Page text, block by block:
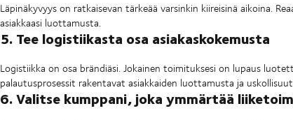
Läpinäkyvyys on ratkaisevan tärkeää varsinkin kiireisinä aikoina.
asiakkaasi luottamusta.
5. Tee logistiikasta osa asiakaskokemusta
Logistiikka on osa brändiäsi. Jokainen toimituksesi on lupaus
palautusprosessit rakentavat asiakkaiden luottamusta ja
6. Valitse kumppani, joka ymmärtää